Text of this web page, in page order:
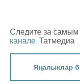
Следите за
канале Татмедиа
Яңалыклар